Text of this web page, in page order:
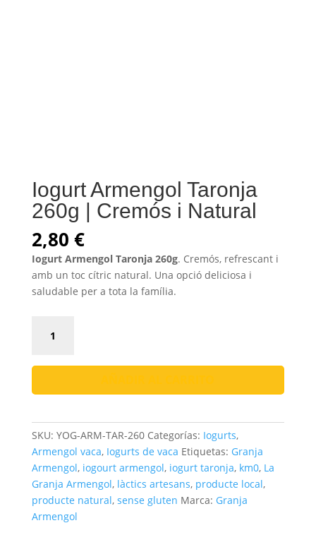
Iogurt Armengol Taronja
260g | Cremós i Natural
2,80 €
Iogurt Armengol Taronja 260g. Cremós, refrescant i
amb un toc cítric natural. Una opció deliciosa i
saludable per a tota la família.
Armengol
260g
|
i
Natural
cantidad
SKU: YOG-ARM-TAR-260 Categorías: Iogurts,
Armengol vaca, Iogurts de vaca Etiquetas: Granja
Armengol, iogourt armengol, iogurt taronja, km0, La
Granja Armengol, làctics artesans, producte local,
producte natural, sense gluten Marca: Granja
Armengol